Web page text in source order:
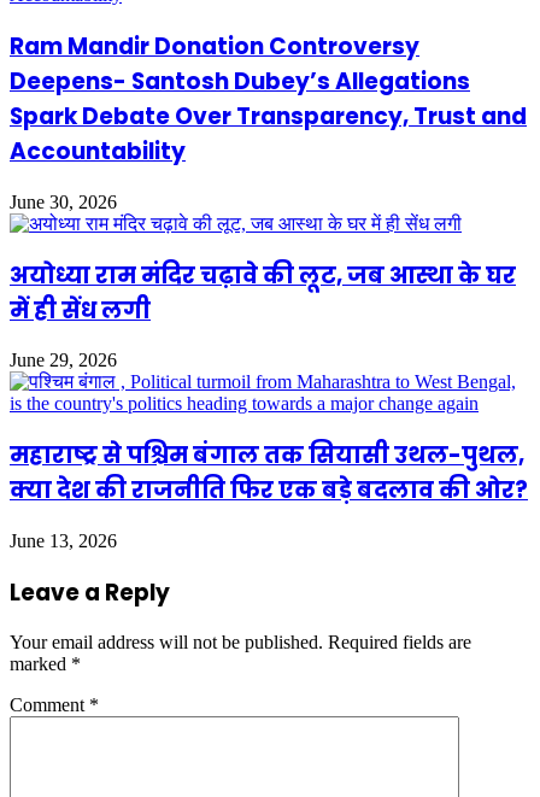
Ram Mandir Donation Controversy
Deepens- Santosh Dubey’s Allegations
Spark Debate Over Transparency, Trust and
Accountability
June 30, 2026
अयोध्या राम मंदिर चढ़ावे की लूट, जब आस्था के घर
में ही सेंध लगी
June 29, 2026
महाराष्ट्र से पश्चिम बंगाल तक सियासी उथल-पुथल,
क्या देश की राजनीति फिर एक बड़े बदलाव की ओर?
June 13, 2026
Leave a Reply
Your email address will not be published. Required fields are
marked *
Comment *